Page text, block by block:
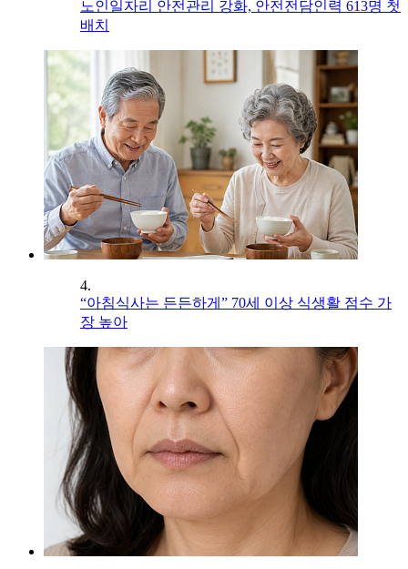
노인일자리 안전관리 강화, 안전전담인력 613명 첫
배치
4.
“아침식사는 든든하게” 70세 이상 식생활 점수 가
장 높아